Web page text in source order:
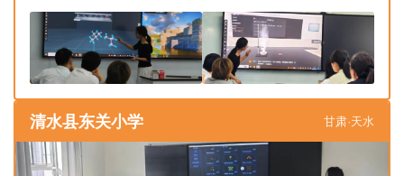
清水县东关小学 甘肃·天水